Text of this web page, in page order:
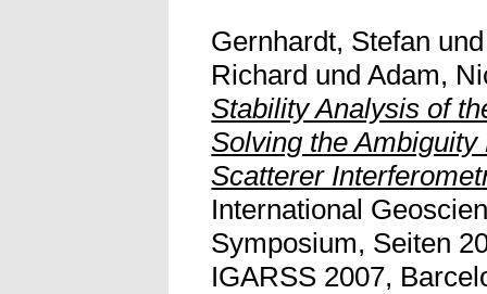
Gernhardt, Stefan
Richard undAdam,
Stability Analysis of
Solving the
Scatterer
International
Symposium, Seiten
IGARSS 2007,